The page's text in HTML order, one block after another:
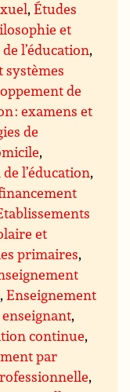
,Études
et
l’éducation,
systèmes
de
: examens et
de
,
l’éducation,
et
primaires,
,Enseignement
,
continue,
par
,